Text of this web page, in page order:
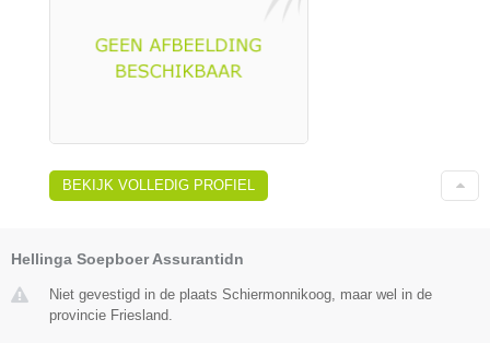
BEKIJK VOLLEDIG PROFIEL
Hellinga Soepboer Assurantidn
Niet gevestigd in de plaats Schiermonnikoog, maar wel in de
provincie Friesland.